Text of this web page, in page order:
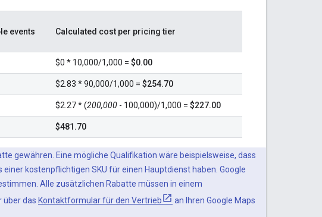
events Calculated cost per pricing tier
$0 * 10,000/1,000 = $0.00
$2.83 * 90,000/1,000 = $254.70
$2.27 * (200,000 - 100,000)/1,000 = $227.00
$481.70
gewähren. Eine mögliche Qualifikation wäre beispielsweise, dass
kostenpflichtigen SKU für einen Hauptdienst haben. Google
Alle zusätzlichen Rabatte müssen in einem
über das Kontaktformular für den Vertrieb
an Ihren Google Maps